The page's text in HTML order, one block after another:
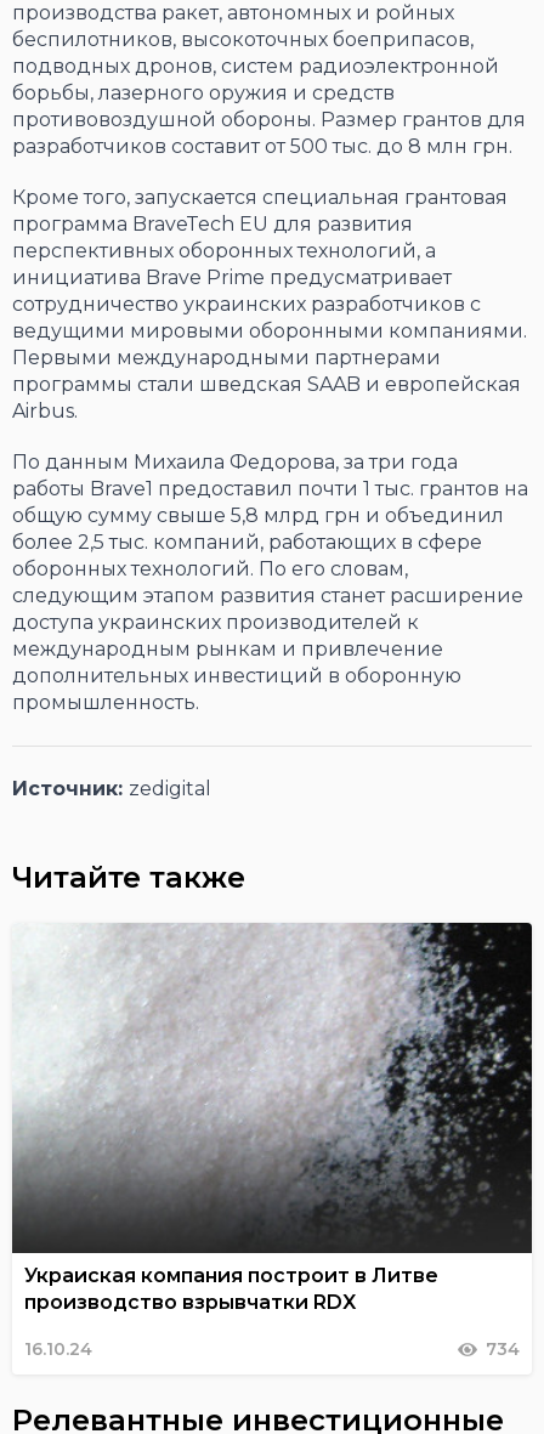
производства ракет, автономных и ройных
беспилотников, высокоточных боеприпасов,
подводных дронов, систем радиоэлектронной
борьбы, лазерного оружия и средств
противовоздушной обороны. Размер грантов для
разработчиков составит от 500 тыс. до 8 млн грн.
Кроме того, запускается специальная грантовая
программа BraveTech EU для развития
перспективных оборонных технологий, а
инициатива Brave Prime предусматривает
сотрудничество украинских разработчиков с
ведущими мировыми оборонными компаниями.
Первыми международными партнерами
программы стали шведская SAAB и европейская
Airbus.
По данным Михаила Федорова, за три года
работы Brave1 предоставил почти 1 тыс. грантов на
общую сумму свыше 5,8 млрд грн и объединил
более 2,5 тыс. компаний, работающих в сфере
оборонных технологий. По его словам,
следующим этапом развития станет расширение
доступа украинских производителей к
международным рынкам и привлечение
дополнительных инвестиций в оборонную
промышленность.
Источник: zedigital
Читайте также
Украиская компания построит в Литве
производство взрывчатки RDX
16.10.24 734
Релевантные инвестиционные